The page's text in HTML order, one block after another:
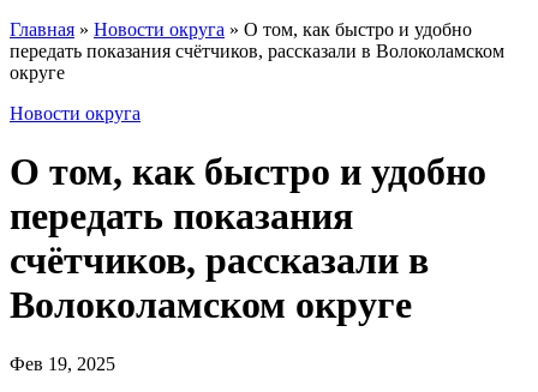
Главная » Новости округа » О том, как быстро и удобно
передать показания счётчиков, рассказали в Волоколамском
округе
Новости округа
О том, как быстро и удобно
передать показания
счётчиков, рассказали в
Волоколамском округе
Фев 19, 2025